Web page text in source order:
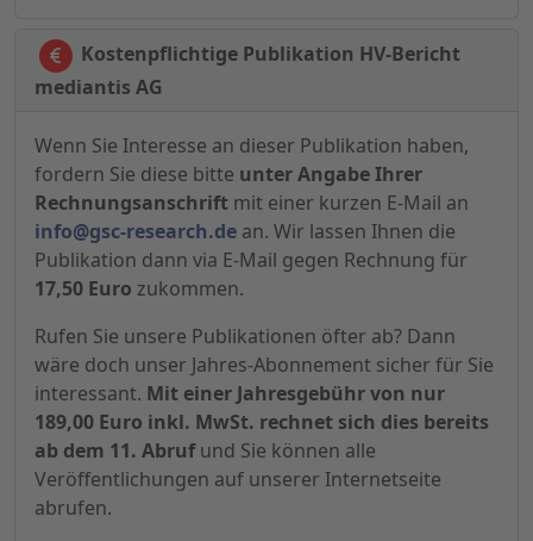
Kostenpflichtige Publikation HV-Bericht
mediantis AG
Wenn Sie Interesse an dieser Publikation haben,
fordern Sie diese bitte unter Angabe Ihrer
Rechnungsanschrift mit einer kurzen E-Mail an
info@gsc-research.de an. Wir lassen Ihnen die
Publikation dann via E-Mail gegen Rechnung für
17,50 Euro zukommen.
Rufen Sie unsere Publikationen öfter ab? Dann
wäre doch unser Jahres-Abonnement sicher für Sie
interessant. Mit einer Jahresgebühr von nur
189,00 Euro inkl. MwSt. rechnet sich dies bereits
ab dem 11. Abrufund Sie können alle
Veröffentlichungen auf unserer Internetseite
abrufen.